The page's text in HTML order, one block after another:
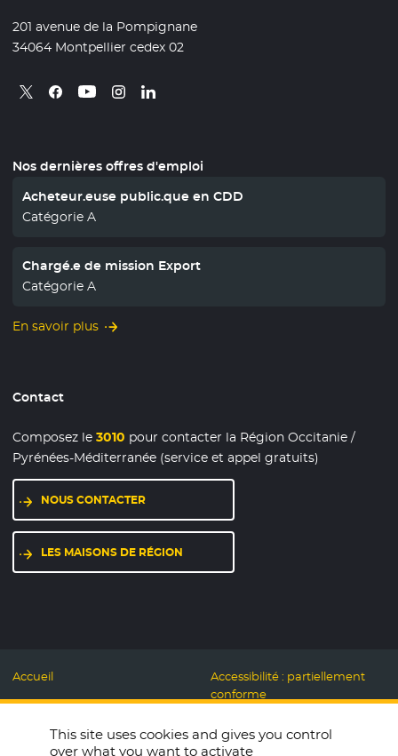
201 avenue de la Pompignane
34064 Montpellier cedex 02
Retrouvez nous sur X
- Nouvelle fenêtre
Retrouvez nous sur Facebook
- Nouvelle fenêtre
Retrouvez nous sur Youtube
- Nouvelle fenêtre
Retrouvez nous sur Instagram
- Nouvelle fenêtre
Retrouvez nous sur Linkedin
- Nouvelle fenêtre
Nos dernières offres d'emploi
Acheteur.euse public.que en CDD
Catégorie A
Chargé.e de mission Export
Catégorie A
En savoir plus
Contact
Composez le3010 pour contacter la Région Occitanie /
Pyrénées-Méditerranée (service et appel gratuits)
NOUS CONTACTER
LES MAISONS DE RÉGION
Accueil
Mentions légales
Données personnelles et
Cookies
Accessibilité : partiellement
conforme
Responsable
This site uses cookies and gives you control
over what you want to activate